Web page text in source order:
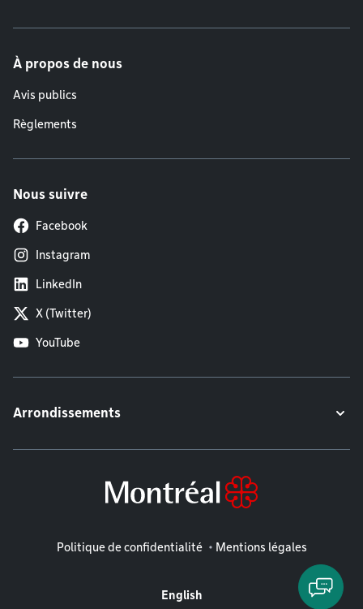
À propos de nous
Avis publics
Règlements
Nous suivre
Facebook
Instagram
LinkedIn
X (Twitter)
YouTube
Arrondissements
Mentions légales
Politique de confidentialité Mentions légales
English